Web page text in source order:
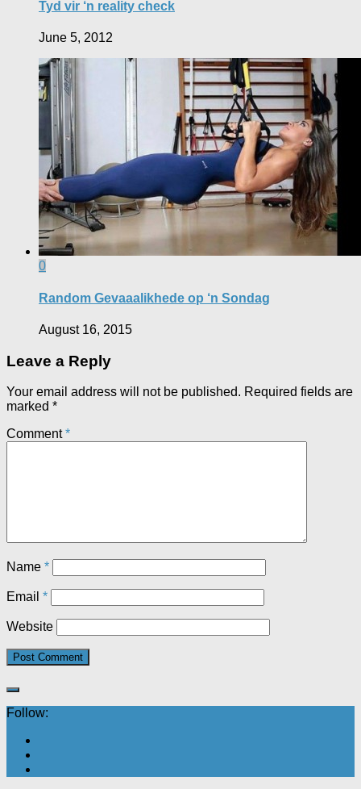
Tyd vir ‘n reality check
June 5, 2012
0
Random Gevaaalikhede op ‘n Sondag
August 16, 2015
Leave a Reply
Your email address will not be published. Required fields are
marked *
Comment*
Name *
Email *
Website
Follow: